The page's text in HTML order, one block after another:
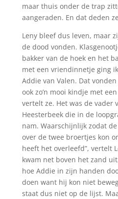
maar thuis onder de trap
aangeraden. En dat deden
Leny bleef dus leven, maar
de dood vonden.
bakker van de hoek en het
met een vriendinnetje ging
Addie van Valen. Dat
ook zo’n mooi kindje met
vertelt ze. Het was de vader
Heesterbeek die in de
nam. Waarschijnlijk zodat
over de twee broertjes kon
heeft het overleefd”, vertelt
kwam net boven het zand
hoe Addie in zijn handen
doen want hij kon niet
staat dus niet op de lijst.